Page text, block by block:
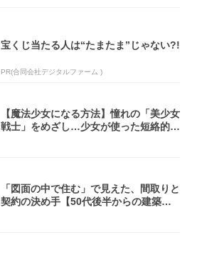
宝くじ当たる人は“たまたま”じゃない?!
PR(合同会社デジタルファーム )
【魔法少女になる方法】憧れの「美少女
戦士」をめざし…少女が使った短絡的す
「図面の中で住む」で見えた、間取りと
契約の決め手【50代後半からの建築家